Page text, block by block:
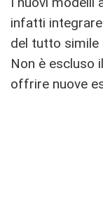
infatti
del tutto simile
Non è escluso
offrire nuove